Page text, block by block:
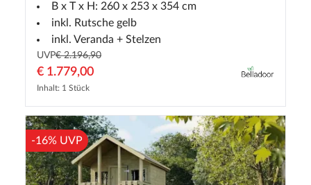
B x T x H: 260 x 253 x 354 cm
inkl. Rutsche gelb
inkl. Veranda + Stelzen
UVP€ 2.196,90
€ 1.779,00
Inhalt: 1 Stück
-16% UVP